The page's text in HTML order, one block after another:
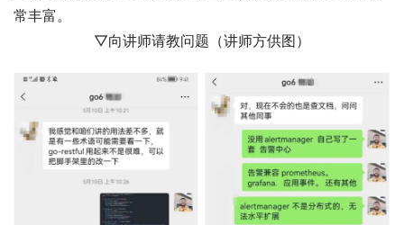
常丰富。
▽向讲师请教问题（讲师方供图）